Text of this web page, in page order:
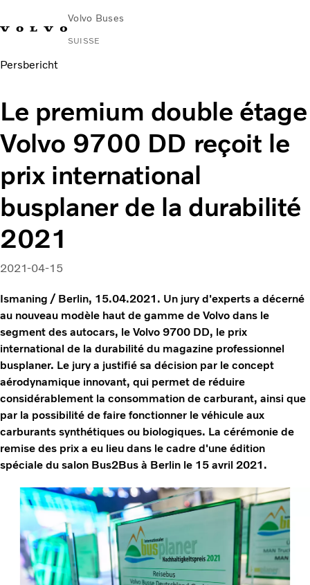
Volvo Buses
SUISSE
Persbericht
Le premium double étage
Volvo 9700 DD reçoit le
prix international
busplaner de la durabilité
2021
2021-04-15
Ismaning / Berlin, 15.04.2021. Un jury d'experts a décerné
au nouveau modèle haut de gamme de Volvo dans le
segment des autocars, le Volvo 9700 DD, le prix
international de la durabilité du magazine professionnel
busplaner. Le jury a justifié sa décision par le concept
aérodynamique innovant, qui permet de réduire
considérablement la consommation de carburant, ainsi que
par la possibilité de faire fonctionner le véhicule aux
carburants synthétiques ou biologiques. La cérémonie de
remise des prix a eu lieu dans le cadre d'une édition
spéciale du salon Bus2Bus à Berlin le 15 avril 2021.